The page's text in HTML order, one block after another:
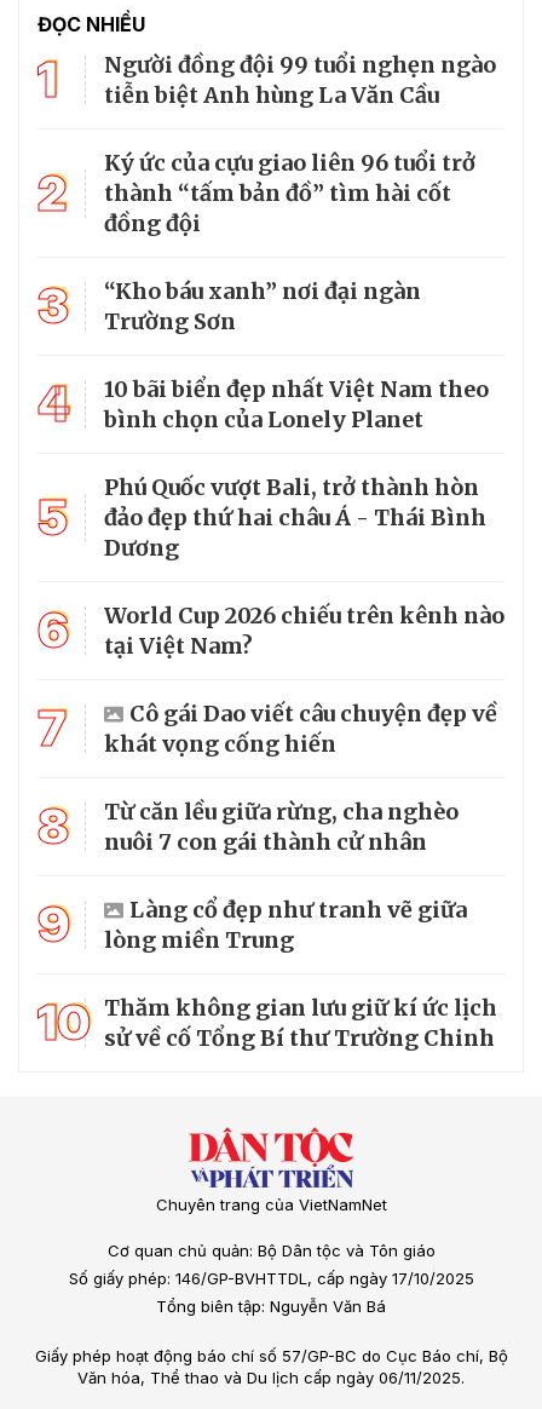
ĐỌC NHIỀU
1
Người đồng đội 99 tuổi nghẹn ngào
tiễn biệt Anh hùng La Văn Cầu
2
Ký ức của cựu giao liên 96 tuổi trở
thành “tấm bản đồ” tìm hài cốt
đồng đội
3
“Kho báu xanh” nơi đại ngàn
Trường Sơn
4
10 bãi biển đẹp nhất Việt Nam theo
bình chọn của Lonely Planet
5
Phú Quốc vượt Bali, trở thành hòn
đảo đẹp thứ hai châu Á - Thái Bình
Dương
6
World Cup 2026 chiếu trên kênh nào
tại Việt Nam?
7
Cô gái Dao viết câu chuyện đẹp về
khát vọng cống hiến
8
Từ căn lều giữa rừng, cha nghèo
nuôi 7 con gái thành cử nhân
9
Làng cổ đẹp như tranh vẽ giữa
lòng miền Trung
10 Thăm không gian lưu giữ kí ức lịch
sử về cố Tổng Bí thư Trường Chinh
Chuyên trang của VietNamNet
Cơ quan chủ quản: Bộ Dân tộc và Tôn giáo
Số giấy phép: 146/GP-BVHTTDL, cấp ngày 17/10/2025
Tổng biên tập: Nguyễn Văn Bá
Giấy phép hoạt động báo chí số 57/GP-BC do Cục Báo chí, Bộ
Văn hóa, Thể thao và Du lịch cấp ngày 06/11/2025.